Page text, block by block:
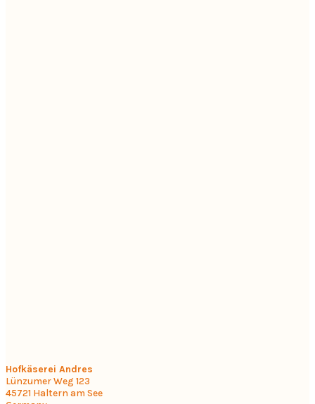
Hofkäserei Andres
Lünzumer Weg 123
45721 Haltern am See